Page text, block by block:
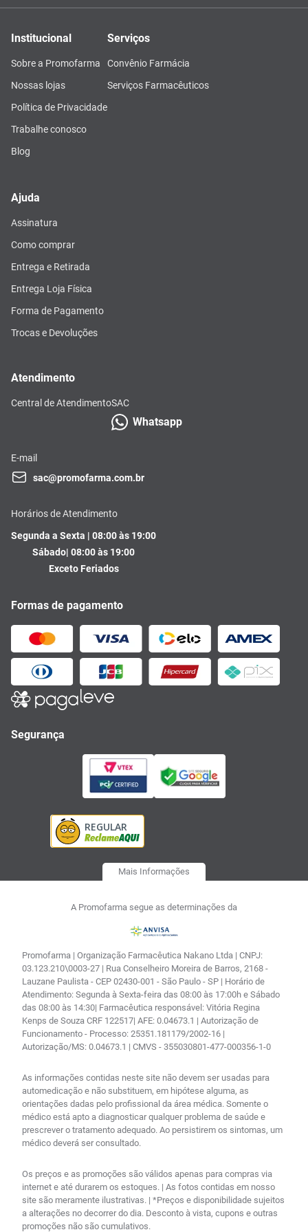
Institucional
Sobre a Promofarma
Nossas lojas
Política de Privacidade
Trabalhe conosco
Blog
Serviços
Convênio Farmácia
Serviços Farmacêuticos
Ajuda
Assinatura
Como comprar
Entrega e Retirada
Entrega Loja Física
Forma de Pagamento
Trocas e Devoluções
Atendimento
Central de AtendimentoSAC
Whatsapp
E-mail
sac@promofarma.com.br
Horários de Atendimento
Segunda a Sexta | 08:00 às 19:00
Sábado| 08:00 às 19:00
Exceto Feriados
Formas de pagamento
Segurança
Mais Informações
A Promofarma segue as determinações da
Promofarma | Organização Farmacêutica Nakano Ltda | CNPJ:
03.123.210\0003-27 | Rua Conselheiro Moreira de Barros, 2168 -
Lauzane Paulista - CEP 02430-001 - São Paulo - SP | Horário de
Atendimento: Segunda à Sexta-feira das 08:00 às 17:00h e Sábado
das 08:00 às 14:30| Farmacêutica responsável: Vitória Regina
Kenps de Souza CRF 122517| AFE: 0.04673.1 | Autorização de
Funcionamento - Processo: 25351.181179/2002-16 |
Autorização/MS: 0.04673.1 | CMVS - 355030801-477-000356-1-0
As informações contidas neste site não devem ser usadas para
automedicação e não substituem, em hipótese alguma, as
orientações dadas pelo profissional da área médica. Somente o
médico está apto a diagnosticar qualquer problema de saúde e
prescrever o tratamento adequado. Ao persistirem os sintomas, um
médico deverá ser consultado.
Os preços e as promoções são válidos apenas para compras via
internet e até durarem os estoques. | As fotos contidas em nosso
site são meramente ilustrativas. | *Preços e disponibilidade sujeitos
a alterações no decorrer do dia. Desconto à vista, cupons e outras
promoções não são cumulativos.